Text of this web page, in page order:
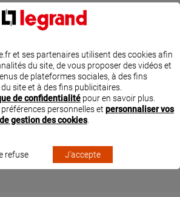
et maîtrisez vos consommations d'énergie
et agissez directement et simplement depuis
identifiés depuis l'application gratuite Home +
par exemple la température du chauffage
la météo Ecowatt, de mettre en route le chauffe-
véhicule électrique, de gérer automatiquement le
roulants suivant la météo et de profiter
La programmation de la mise en marche des
d'adapter la consommation aux besoins du foyer,
le contrat d'abonnement.
L'entreprise JULIEN PLE est l'expert proche de
votre consommation électrique et agir rapidement
et ses partenaires utilisent des cookies afin
du site, de vous proposer des vidéos et
de plateformes sociales, à des fins
site et à des fins publicitaires.
de confidentialité pour en savoir plus.
personnelles et personnaliser vos
gestion des cookies.
refuse J'accepte